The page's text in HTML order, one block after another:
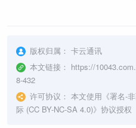
版权归属： 卡云通讯
本文链接： https://
8-432
许可协议： 本文使用《署名-
际 (CC BY-NC-SA 4.0)》协议授权